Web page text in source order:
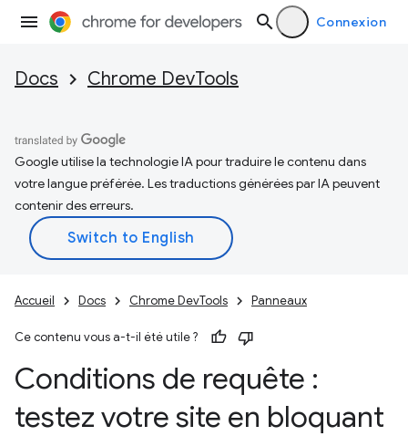
Connexion
Docs Chrome DevTools
Google utilise la technologie IA pour traduire le contenu dans
votre langue préférée. Les traductions générées par IA peuvent
contenir des erreurs.
Accueil Docs Chrome DevTools Panneaux
Ce contenu vous a-t-il été utile ?
Conditions de requête :
testez votre site en bloquant